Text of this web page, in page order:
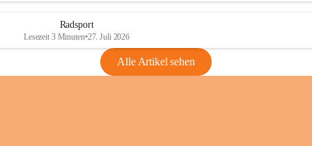
Radsport
Lesezeit 3 Minuten•27. Juli 2026
Alle Artikel sehen